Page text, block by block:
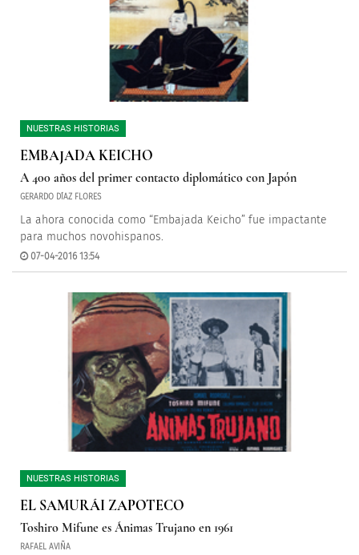
NUESTRAS HISTORIAS
EMBAJADA KEICHO
A 400 años del primer contacto diplomático con Japón
GERARDO DÍAZ FLORES
La ahora conocida como “Embajada Keicho” fue impactante
para muchos novohispanos.
07-04-2016 13:54
NUESTRAS HISTORIAS
EL SAMURÁI ZAPOTECO
Toshiro Mifune es Ánimas Trujano en 1961
RAFAEL AVIÑA